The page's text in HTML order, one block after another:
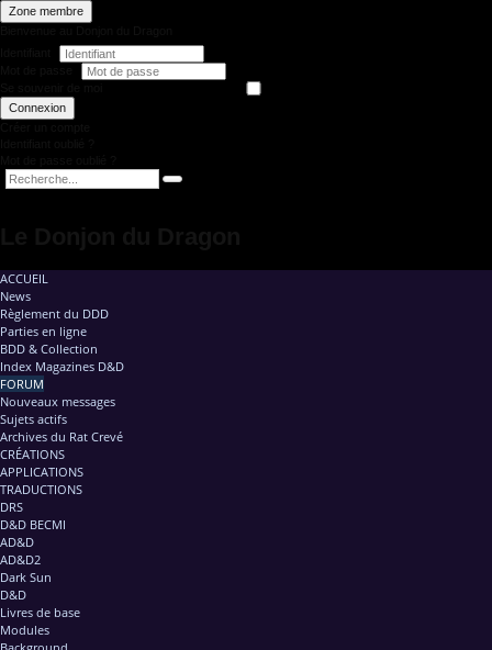
Zone membre
Connexion
ACCUEIL
News
Règlement du DDD
Parties en ligne
BDD & Collection
Index Magazines D&D
FORUM
Nouveaux messages
Sujets actifs
Archives du Rat Crevé
CRÉATIONS
APPLICATIONS
TRADUCTIONS
DRS
D&D BECMI
AD&D
AD&D2
Dark Sun
D&D
Livres de base
Modules